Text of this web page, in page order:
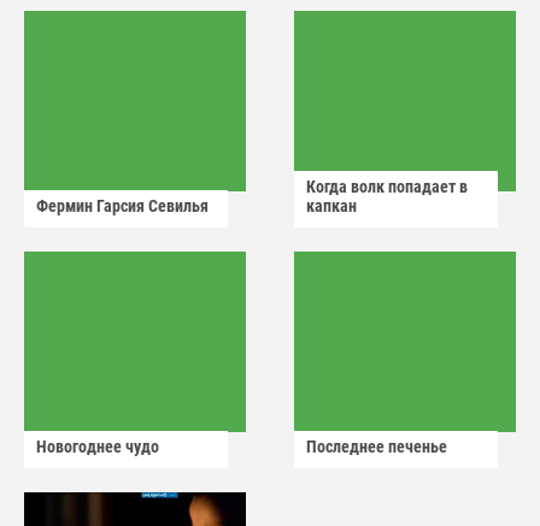
Фермин Гарсия Севилья
Когда волк попадает в
капкан
Новогоднее чудо Последнее печенье